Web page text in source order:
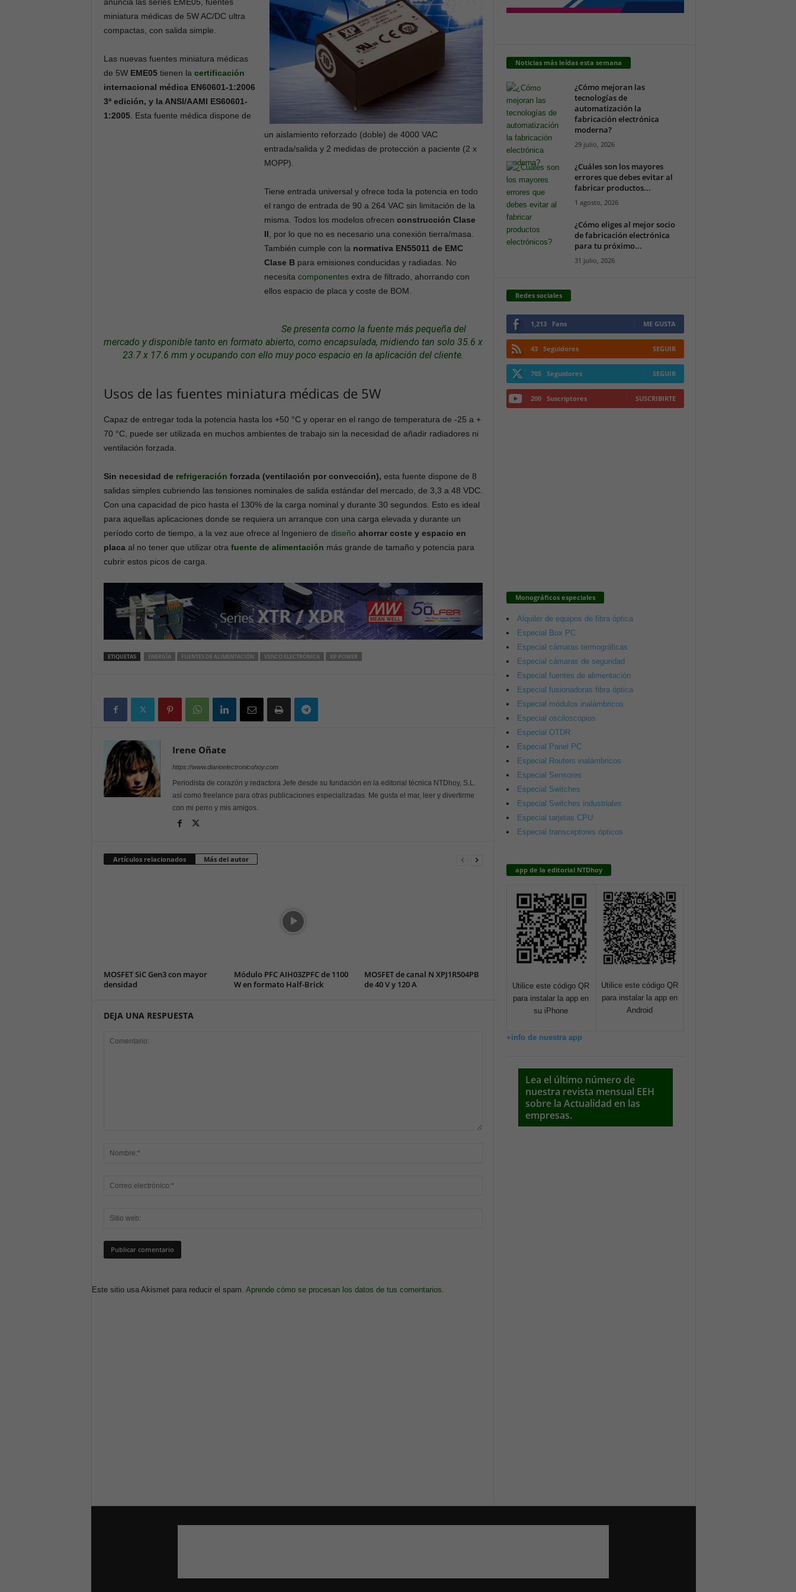
miniatura médicas de 5W AC/DC ultra
compactas, con salida simple.
Las nuevas fuentes miniatura médicas
de 5W EME05 tienen la certificación
internacional médica EN60601-1:2006
3ª edición, y la ANSI/AAMI ES60601-
1:2005 . Esta fuente médica dispone de
un aislamiento reforzado (doble) de 4000 VAC
entrada/salida y 2 medidas de protección a paciente (2 x
MOPP).
Tiene entrada universal y ofrece toda la potencia en todo
el rango de entrada de 90 a 264 VAC sin limitación de la
misma. Todos los modelos ofrecen construcción Clase
II , por lo que no es necesario una conexión tierra/masa.
También cumple con la normativa EN55011 de EMC
Clase B para emisiones conducidas y radiadas. No
necesita componentes extra de filtrado, ahorrando con
ellos espacio de placa y coste de BOM.
Se presenta como la fuente más pequeña del
mercado y disponible tanto en formato abierto, como encapsulada, midiendo tan solo 35.6 x
23.7 x 17.6 mm y ocupando con ello muy poco espacio en la aplicación del cliente.
Usos de las fuentes miniatura médicas de 5W
Capaz de entregar toda la potencia hasta los +50 °C y operar en el rango de temperatura de -25 a +
70 °C, puede ser utilizada en muchos ambientes de trabajo sin la necesidad de añadir radiadores ni
ventilación forzada.
Sin necesidad de refrigeración forzada (ventilación por convección), esta fuente dispone de 8
salidas simples cubriendo las tensiones nominales de salida estándar del mercado, de 3,3 a 48 VDC.
Con una capacidad de pico hasta el 130% de la carga nominal y durante 30 segundos. Esto es ideal
para aquellas aplicaciones donde se requiera un arranque con una carga elevada y durante un
período corto de tiempo, a la vez aue ofrece al Ingeniero de diseño ahorrar coste y espacio en
placa al no tener que utilizar otra fuente de alimentación más grande de tamaño y potencia para
cubrir estos picos de carga.
ETIQUETAS ENERGÍA FUENTES DE ALIMENTACIÓN VENCO ELECTRÓNICA XP POWER
Irene Oñate
https://www.diarioelectronicohoy.com
Periodista de corazón y redactora Jefe desde su fundación en la editorial técnica NTDhoy, S.L.
así como freelance para otras publicaciones especializadas. Me gusta el mar, leer y divertirme
con mi perro y mis amigos.
Artículos relacionados Más del autor
MOSFET SiC Gen3 con mayor
densidad
Módulo PFC AIH03ZPFC de 1100
W en formato Half-Brick
MOSFET de canal N XPJ1R504PB
de 40 V y 120 A
DEJA UNA RESPUESTA
Este sitio usa Akismet para reducir el spam. Aprende cómo se procesan los datos de tus comentarios.
Noticias más leídas esta semana
¿Cómo mejoran las
tecnologías de
automatización la
fabricación electrónica
moderna?
29 julio, 2026
¿Cuáles son los mayores
errores que debes evitar al
fabricar productos...
1 agosto, 2026
¿Cómo eliges al mejor socio
de fabricación electrónica
para tu próximo...
31 julio, 2026
Redes sociales
1,213 Fans ME GUSTA
43 Seguidores SEGUIR
705 Seguidores SEGUIR
200 Suscriptores SUSCRIBIRTE
Monográficos especiales
Alquiler de equipos de fibra óptica
Especial Box PC
Especial cámaras termográficas
Especial cámaras de seguridad
Especial fuentes de alimentación
Especial fusionadoras fibra óptica
Especial módulos inalámbricos
Especial osciloscopios
Especial OTDR
Especial Panel PC
Especial Routers inalámbricos
Especial Sensores
Especial Switches
Especial Switches industriales
Especial tarjetas CPU
Especial transceptores ópticos
app de la editorial NTDhoy
Utilice este código QR
para instalar la app en
su iPhone
Utilice este código QR
para instalar la app en
Android
+info de nuestra app
Lea el último número de
nuestra revista mensual EEH
sobre la Actualidad en las
empresas.